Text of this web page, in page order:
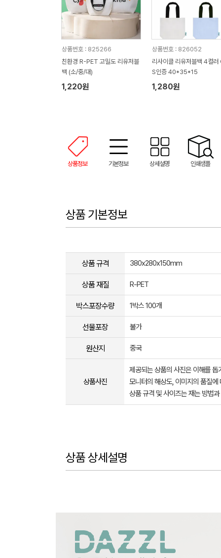
상품번호 : 825266
친환경 R-PET 고밀도 리유저블
백 (소/중/대)
1,220원
상품번호 : 826052
리사이클 리유저블백 4컬러
S인증 40*35*15
1,280원
상품정보 기본정보 상세설명 인쇄샘플
상품 기본정보
상품 규격 380x280x150mm
상품 재질 R-PET
박스포장수량 1박스 100개
선물포장 불가
원산지 중국
상품사진
제공되는 상품의 사진은 이해를
모니터의 해상도, 이미지의 품질
상품 규격 및 사이즈는 재는 방법
상품 상세설명